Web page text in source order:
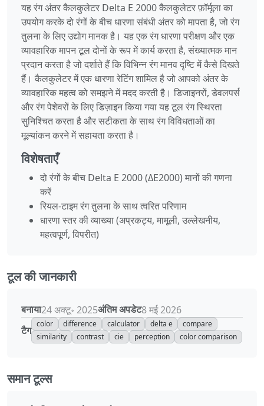
यह रंग अंतर कैलकुलेटर Delta E 2000 कैलकुलेटर फ़ॉर्मूला का
उपयोग करके दो रंगों के बीच धारणा संबंधी अंतर को मापता है, जो रंग
तुलना के लिए उद्योग मानक है। यह एक रंग धारणा परीक्षण और एक
व्यावहारिक मापन टूल दोनों के रूप में कार्य करता है, संख्यात्मक मान
प्रदान करता है जो दर्शाते हैं कि विभिन्न रंग मानव दृष्टि में कैसे दिखते
हैं। कैलकुलेटर में एक धारणा रेटिंग शामिल है जो आपको अंतर के
व्यावहारिक महत्व को समझने में मदद करती है। डिजाइनरों, डेवलपर्स
और रंग पेशेवरों के लिए डिज़ाइन किया गया यह टूल रंग स्थिरता
सुनिश्चित करता है और सटीकता के साथ रंग विविधताओं का
मूल्यांकन करने में सहायता करता है।
विशेषताएँ
दो रंगों के बीच Delta E 2000 (ΔE2000) मानों की गणना
करें
रियल-टाइम रंग तुलना के साथ त्वरित परिणाम
धारणा स्तर की व्याख्या (अप्रकट्य, मामूली, उल्लेखनीय,
महत्वपूर्ण, विपरीत)
टूल की जानकारी
बनाया24 अक्टू॰ 2025अंतिम अपडेट8 मई 2026
टैग
color difference calculator delta e
compare
similarity
contrast cie perception color comparison
समान टूल्स